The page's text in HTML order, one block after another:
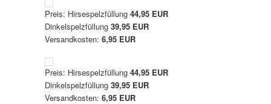
Preis: Hirsespelzfüllung44,95 EUR
Dinkelspelzfüllung39,95 EUR
Versandkosten:6,95 EUR
Preis: Hirsespelzfüllung44,95 EUR
Dinkelspelzfüllung39,95 EUR
Versandkosten:6,95 EUR